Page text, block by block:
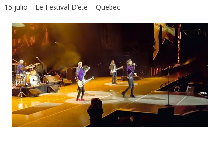
15 julio – Le Festival D’ete – Quebec